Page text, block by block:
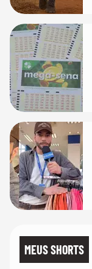
MEUS SHORTS